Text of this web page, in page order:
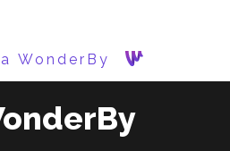
WonderBy